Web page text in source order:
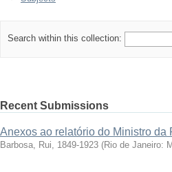
Search within this collection:
Recent Submissions
Anexos ao relatório do Ministro da
Barbosa, Rui, 1849-1923 (Rio de Janeiro: